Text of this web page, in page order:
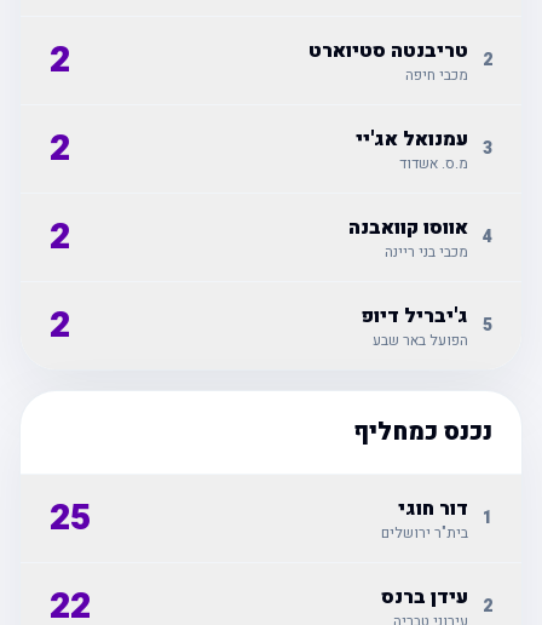
טריבנטה סטיוארט
מכבי חיפה 2
עמנואל אג'יי
מ.ס. אשדוד 2
אווסו קוואבנה
מכבי בני ריינה 2
ג'יבריל דיופ
הפועל באר שבע 2
נכנס כמחליף
דור חוגי
בית"ר ירושלים 25
עידן ברנס 22